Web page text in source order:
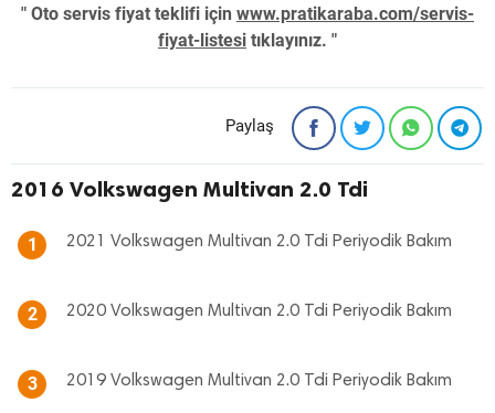
" Oto servis fiyat teklifi için www.pratikaraba.com/servis-
fiyat-listesi tıklayınız. "
Paylaş
2016 Volkswagen Multivan 2.0 Tdi
1 2021 Volkswagen Multivan 2.0 Tdi Periyodik Bakım
2 2020 Volkswagen Multivan 2.0 Tdi Periyodik Bakım
3 2019 Volkswagen Multivan 2.0 Tdi Periyodik Bakım